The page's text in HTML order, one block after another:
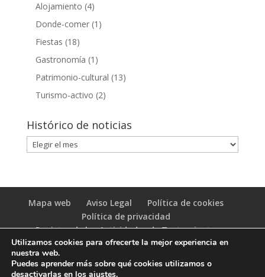
Alojamiento (4)
Donde-comer(1)
Fiestas (18)
Gastronomía (1)
Patrimonio-cultural (13)
Turismo-activo (2)
Histórico de noticias
Histórico
de
Mapa web Aviso Legal
Política de cookies
Política de privacidad
Registro de las Actividades de Tratamiento
(RAT)
Utilizamos cookies para ofrecerte la mejor experiencia en
nuestra web.
Puedes aprender más sobre qué cookies utilizamos o
desactivarlas en los ajustes.